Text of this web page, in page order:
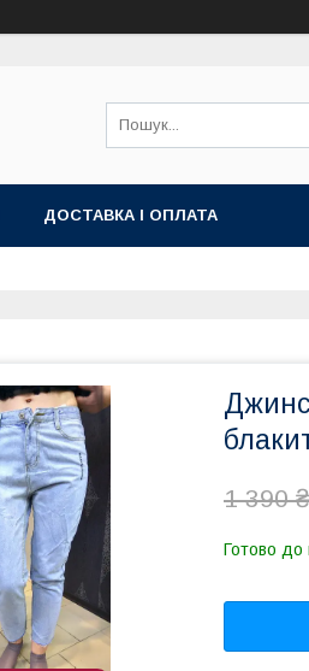
ДОСТАВКА І ОПЛАТА
1 390 ₴
Готово до